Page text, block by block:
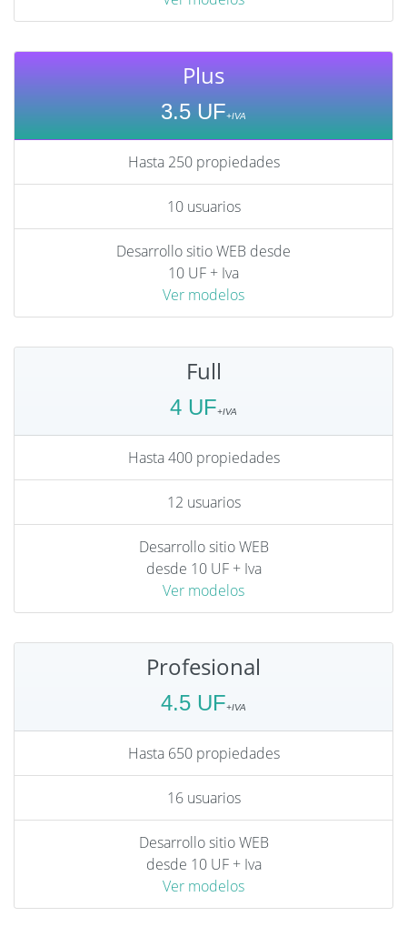
Plus
3.5 UF
Hasta 250 propiedades
10 usuarios
Desarrollo sitio WEB desde
10 UF + Iva
Ver modelos
Full
4 UF
Hasta 400 propiedades
12 usuarios
Desarrollo sitio WEB
desde 10 UF + Iva
Ver modelos
Profesional
4.5 UF
Hasta 650 propiedades
16 usuarios
Desarrollo sitio WEB
desde 10 UF + Iva
Ver modelos